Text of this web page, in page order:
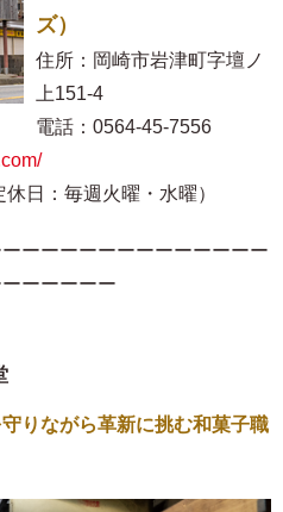
ズ）
住所：岡崎市岩津町字壇ノ
上151-4
電話：0564-45-7556
日：毎週火曜・水曜）
ーーーーーーーーーーーーー
ーーーーー
りながら革新に挑む和菓子職